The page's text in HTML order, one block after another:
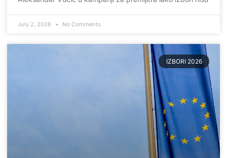
July 2, 2026 No Comments
IZBORI 2026